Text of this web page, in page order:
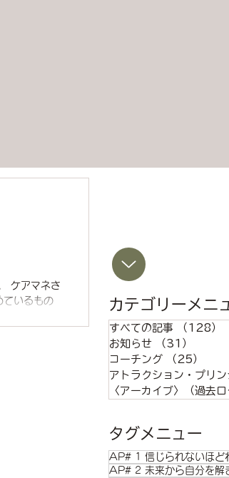
ケアマネさ
ているもの
カテゴリーメニ
すべての記事 （128）
お知らせ
（31）
コーチング
（25）
アトラクション・プリ
〈アーカイブ〉（過去
タグメニュー
AP# 1 信じられないほど
AP# 2 未来から自分を解